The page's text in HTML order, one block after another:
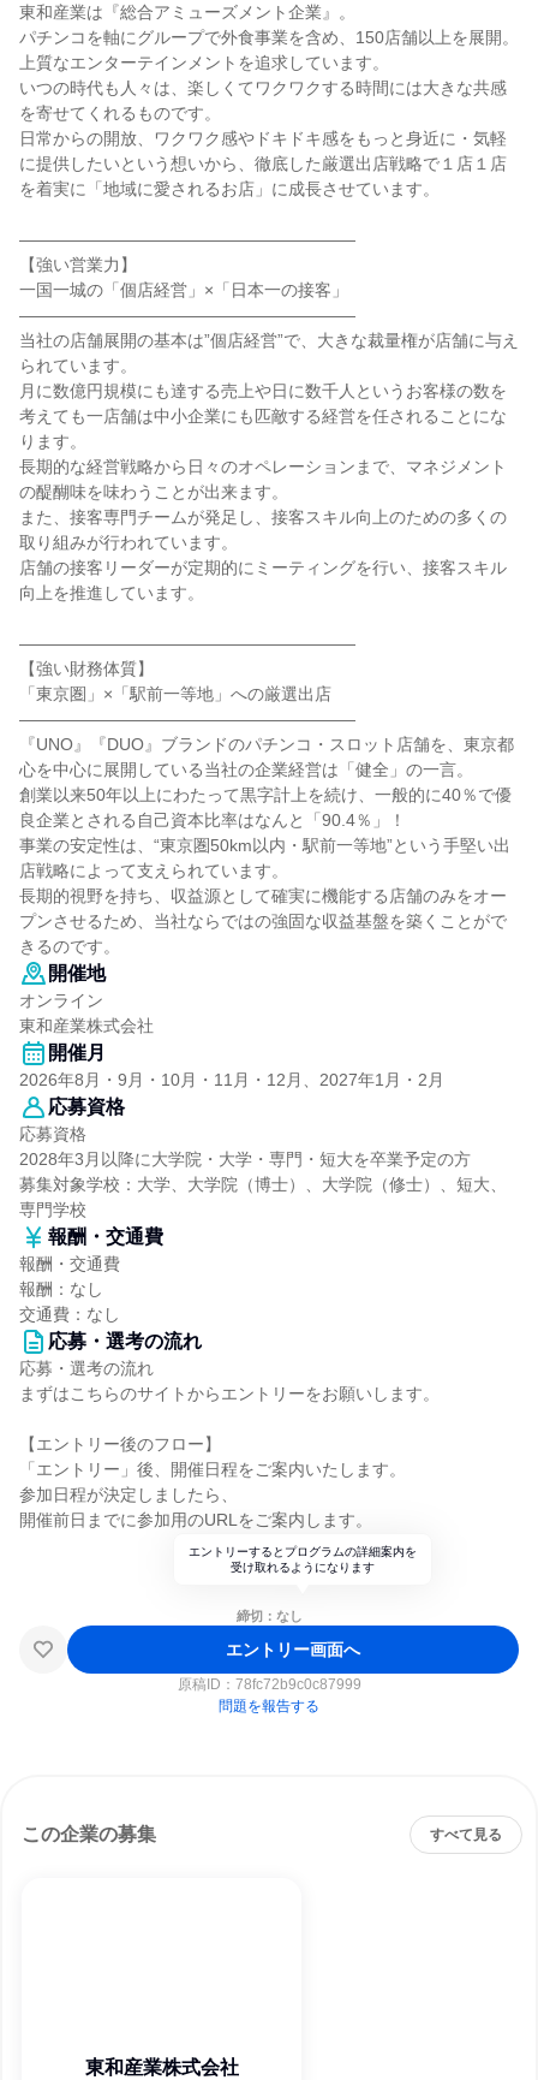
東和産業は『総合アミューズメント企業』。
パチンコを軸にグループで外食事業を含め、150店舗以上を展開。
上質なエンターテインメントを追求しています。
いつの時代も人々は、楽しくてワクワクする時間には大きな共感
を寄せてくれるものです。
日常からの開放、ワクワク感やドキドキ感をもっと身近に・気軽
に提供したいという想いから、徹底した厳選出店戦略で１店１店
を着実に「地域に愛されるお店」に成長させています。
――――――――――――――――――――
【強い営業力】
一国一城の「個店経営」×「日本一の接客」
――――――――――――――――――――
当社の店舗展開の基本は”個店経営”で、大きな裁量権が店舗に与え
られています。
月に数億円規模にも達する売上や日に数千人というお客様の数を
考えても一店舗は中小企業にも匹敵する経営を任されることにな
ります。
長期的な経営戦略から日々のオペレーションまで、マネジメント
の醍醐味を味わうことが出来ます。
また、接客専門チームが発足し、接客スキル向上のための多くの
取り組みが行われています。
店舗の接客リーダーが定期的にミーティングを行い、接客スキル
向上を推進しています。
――――――――――――――――――――
【強い財務体質】
「東京圏」×「駅前一等地」への厳選出店
――――――――――――――――――――
『UNO』『DUO』ブランドのパチンコ・スロット店舗を、東京都
心を中心に展開している当社の企業経営は「健全」の一言。
創業以来50年以上にわたって黒字計上を続け、一般的に40％で優
良企業とされる自己資本比率はなんと「90.4％」！
事業の安定性は、“東京圏50km以内・駅前一等地”という手堅い出
店戦略によって支えられています。
長期的視野を持ち、収益源として確実に機能する店舗のみをオー
プンさせるため、当社ならではの強固な収益基盤を築くことがで
きるのです。
開催地
オンライン
東和産業株式会社
開催月
2026年8月・9月・10月・11月・12月、2027年1月・2月
応募資格
応募資格
2028年3月以降に大学院・大学・専門・短大を卒業予定の方
募集対象学校：大学、大学院（博士）、大学院（修士）、短大、
専門学校
報酬・交通費
報酬・交通費
報酬：なし
交通費：なし
応募・選考の流れ
応募・選考の流れ
まずはこちらのサイトからエントリーをお願いします。
【エントリー後のフロー】
「エントリー」後、開催日程をご案内いたします。
参加日程が決定しましたら、
開催前日までに参加用のURLをご案内します。
エントリーするとプログラムの詳細案内を
受け取れるようになります
締切：なし
エントリー画面へ
原稿ID： 78fc72b9c0c87999
問題を報告する
この企業の募集 すべて見る
東和産業株式会社